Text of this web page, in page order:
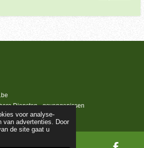
voor analyse-
van advertenties. Door
de site gaat u
Diensten - gevangenissen